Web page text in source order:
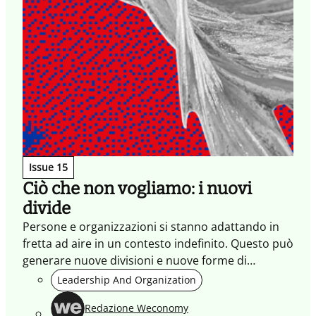
Issue 15
Ciò che non vogliamo: i nuovi
divide
Persone e organizzazioni si stanno adattando in
fretta ad aire in un contesto indefinito. Questo può
generare nuove divisioni e nuove forme di
alienazione. Ma le forme di contatto emerse
durante la pandemia sono il punto da cui ripartire.
Leadership And Organization
Redazione Weconomy